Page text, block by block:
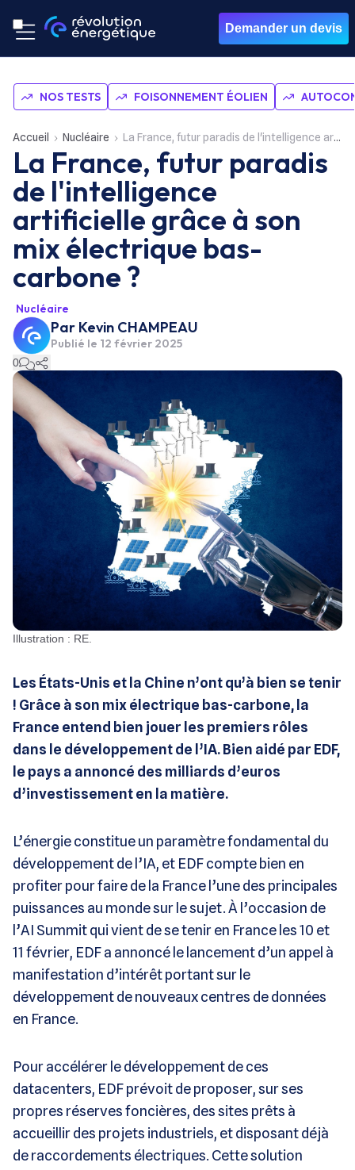
Demander un devis
NOS TESTS FOISONNEMENT ÉOLIEN
Accueil Nucléaire La France, futur paradis de l'intelligence artificielle grâce à son mix électrique bas-carbone ?
La France, futur paradis
de l'intelligence
artificielle grâce à son
mix électrique bas-
carbone ?
Nucléaire
Par Kevin CHAMPEAU
Publié le 12 février 2025
0
Illustration : RE.
Les États-Unis et la Chine n’ont qu’à bien se tenir
! Grâce à son mix électrique bas-carbone, la
France entend bien jouer les premiers rôles
dans le développement de l’IA. Bien aidé par EDF,
le pays a annoncé des milliards d’euros
d’investissement en la matière.
L’énergie constitue un paramètre fondamental du
développement de l’IA, et EDF compte bien en
profiter pour faire de la France l’une des principales
puissances au monde sur le sujet. À l’occasion de
l’AI Summit qui vient de se tenir en France les 10 et
11 février, EDF a annoncé le lancement d’un appel à
manifestation d’intérêt portant sur le
développement de nouveaux centres de données
en France.
Pour accélérer le développement de ces
datacenters, EDF prévoit de proposer, sur ses
propres réserves foncières, des sites prêts à
accueillir des projets industriels, et disposant déjà
de raccordements électriques. Cette solution